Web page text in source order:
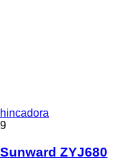
hincadora
9
Sunward ZYJ680